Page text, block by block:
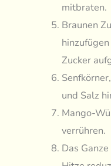
mitbraten.
Braunen
Zucker
und Salz
Mango-
verrühren.
Das